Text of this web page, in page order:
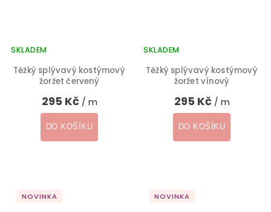
Těžký splývavý kostýmový
žoržet červený
SKLADEM
295 Kč / m
DO KOŠÍKU
Těžký splývavý kostýmový
žoržet vínový
SKLADEM
295 Kč / m
DO KOŠÍKU
NOVINKA NOVINKA